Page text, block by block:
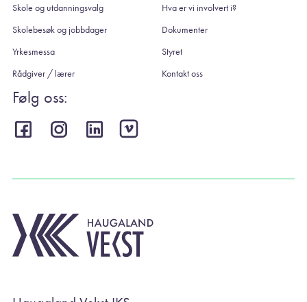
Skole og utdanningsvalg
Skolebesøk og jobbdager
Yrkesmessa
Rådgiver / lærer
Hva er vi involvert i?
Dokumenter
Styret
Kontakt oss
Følg oss: